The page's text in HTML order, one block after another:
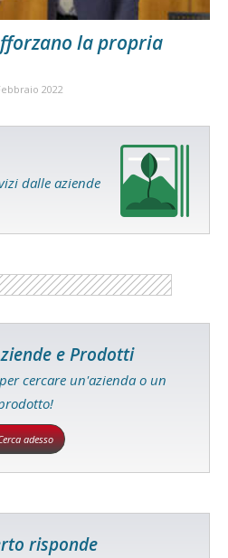
la propria
2022
dalle aziende
e Prodotti
cercare un'azienda o un
adesso
risponde